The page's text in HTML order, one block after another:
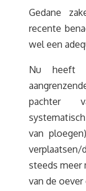
Gedane
recente
wel een
Nu heeft
pachter
van
steeds meer
van de